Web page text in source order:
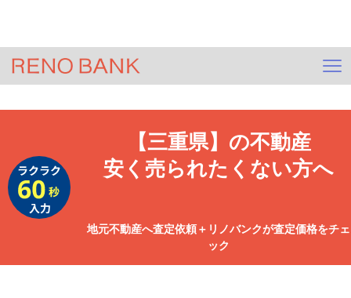
【三重県】 の不動産
安く売られたくない方へ
地元不動産へ査定依頼＋リノバンクが査定価格をチェ
ック